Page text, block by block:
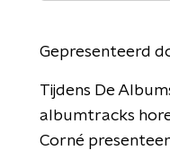
Gepresenteerd
Tijdens De
albumtracks
Corné